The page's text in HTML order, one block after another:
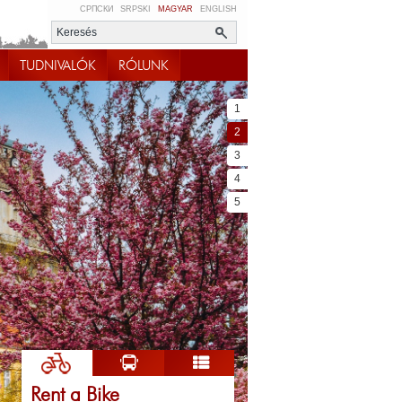
СРПСКИ SRPSKI MAGYAR ENGLISH
TUDNIVALÓK RÓLUNK
1
2
3
4
5
Rent a Bike